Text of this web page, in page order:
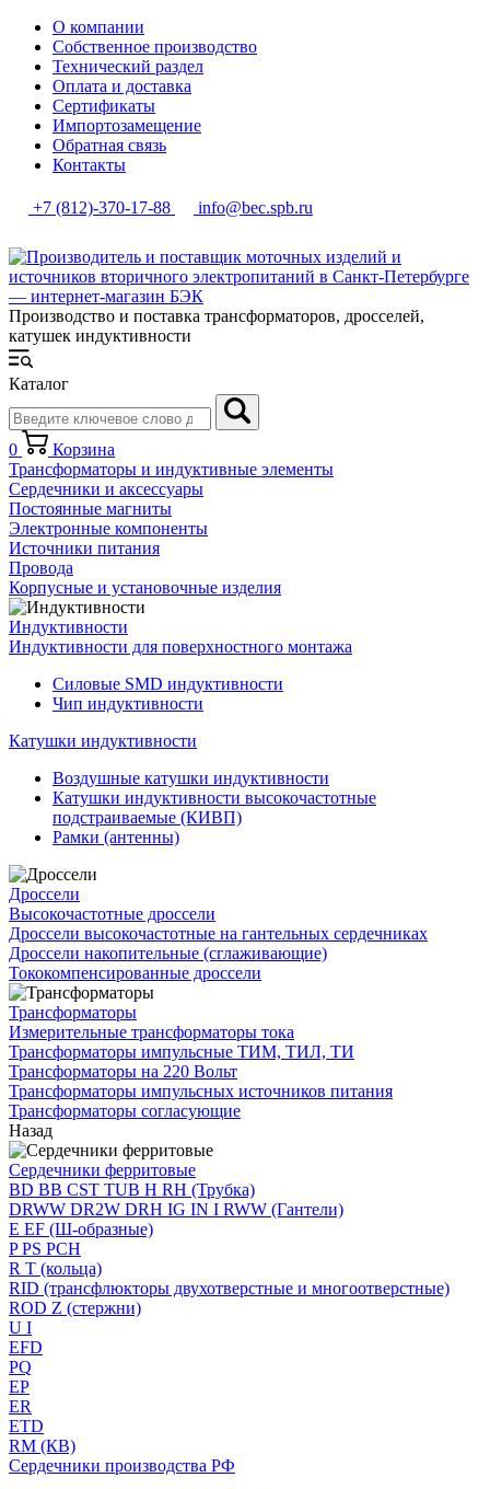
О компании
Собственное производство
Технический раздел
Оплата и доставка
Сертификаты
Импортозамещение
Обратная связь
Контакты
+7 (812)-370-17-88 info@bec.spb.ru
Производство и поставка трансформаторов, дросселей,
катушек индуктивности
Каталог
0
Корзина
Трансформаторы и индуктивные элементы
Сердечники и аксессуары
Постоянные магниты
Электронные компоненты
Источники питания
Провода
Корпусные и установочные изделия
Индуктивности
Индуктивности для поверхностного монтажа
Силовые SMD индуктивности
Чип индуктивности
Катушки индуктивности
Воздушные катушки индуктивности
Катушки индуктивности высокочастотные
подстраиваемые (КИВП)
Рамки (антенны)
Дроссели
Высокочастотные дроссели
Дроссели высокочастотные на гантельных сердечниках
Дроссели накопительные (сглаживающие)
Тококомпенсированные дроссели
Трансформаторы
Измерительные трансформаторы тока
Трансформаторы импульсные ТИМ, ТИЛ, ТИ
Трансформаторы на 220 Вольт
Трансформаторы импульсных источников питания
Трансформаторы согласующие
Назад
Сердечники ферритовые
BD BB CST TUB H RH (Трубка)
DRWW DR2W DRH IG IN I RWW (Гантели)
E EF (Ш-образные)
P PS PCH
R T (кольца)
RID (трансфлюкторы двухотверстные и многоотверстные)
ROD Z (стержни)
U I
EFD
PQ
EP
ER
ETD
RM (КВ)
Сердечники производства РФ